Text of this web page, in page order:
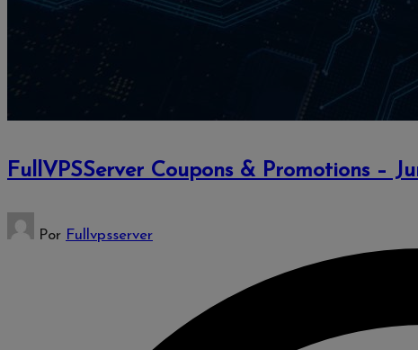
FullVPSServer Coupons & Promotions –
Publicado
Por Fullvpsserver